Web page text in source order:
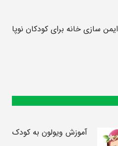
ایمن سازی خانه برای کودکان نوپا
آموزش ویولون به کودک